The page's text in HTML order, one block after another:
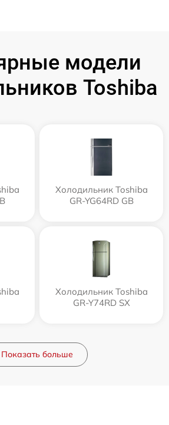
модели
Toshiba
Холодильник Toshiba
GR-YG64RD GB
Холодильник Toshiba
GR-Y74RD SX
Показать больше